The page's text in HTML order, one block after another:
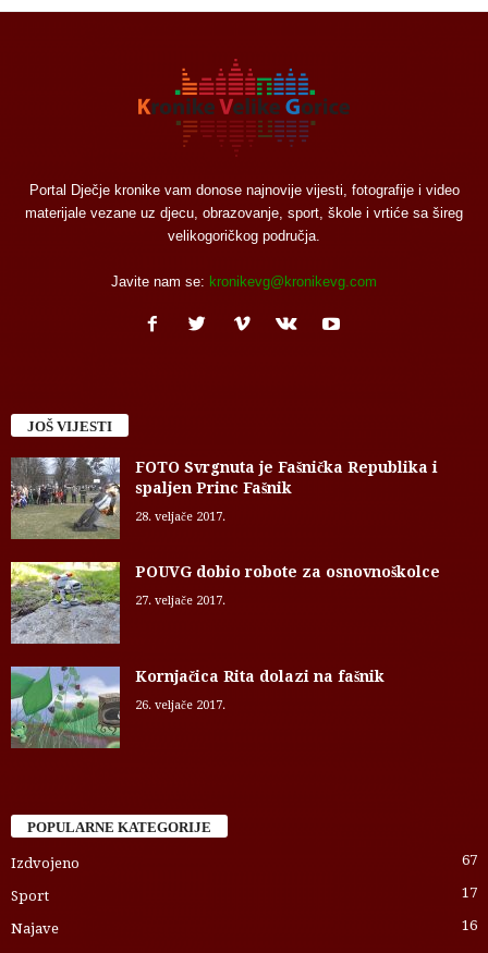
Portal Dječje kronike vam donose najnovije vijesti, fotografije i video
materijale vezane uz djecu, obrazovanje, sport, škole i vrtiće sa šireg
velikogoričkog područja.
Javite nam se: kronikevg@kronikevg.com
JOŠ VIJESTI
FOTO Svrgnuta je Fašnička Republika i
spaljen Princ Fašnik
28. veljače 2017.
POUVG dobio robote za osnovnoškolce
27. veljače 2017.
Kornjačica Rita dolazi na fašnik
26. veljače 2017.
POPULARNE KATEGORIJE
Izdvojeno 67
Sport 17
Najave 16